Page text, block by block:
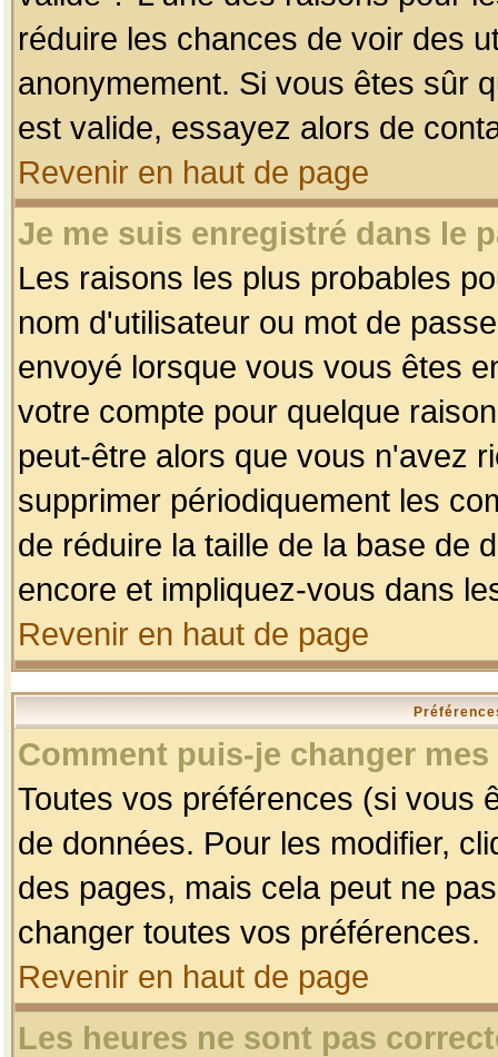
réduire les chances de voir des
anonymement. Si vous êtes sûr
est valide, essayez alors de
Revenir en haut de page
Je me suis enregistré dans le
Les raisons les plus probables
nom d'utilisateur ou mot de
envoyé lorsque vous vous êtes
votre compte pour quelque
peut-être alors que vous n'avez
supprimer périodiquement les
de réduire la taille de la base de
encore et impliquez-vous dans
Revenir en haut de page
Comment puis-je changer
Toutes vos préférences (si vous
de données. Pour les modifier,
des pages, mais cela peut ne
changer toutes vos préférences.
Revenir en haut de page
Les heures ne sont pas